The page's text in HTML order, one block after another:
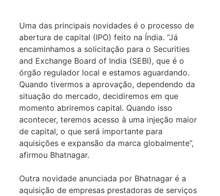
Uma das principais novidades é o processo de
abertura de capital (IPO) feito na Índia. “Já
encaminhamos a solicitação para o Securities
and Exchange Board of India (SEBI), que é o
órgão regulador local e estamos aguardando.
Quando tivermos a aprovação, dependendo da
situação do mercado, decidiremos em que
momento abriremos capital. Quando isso
acontecer, teremos acesso à uma injeção maior
de capital, o que será importante para
aquisições e expansão da marca globalmente”,
afirmou Bhatnagar.
Outra novidade anunciada por Bhatnagar é a
aquisição de empresas prestadoras de serviços